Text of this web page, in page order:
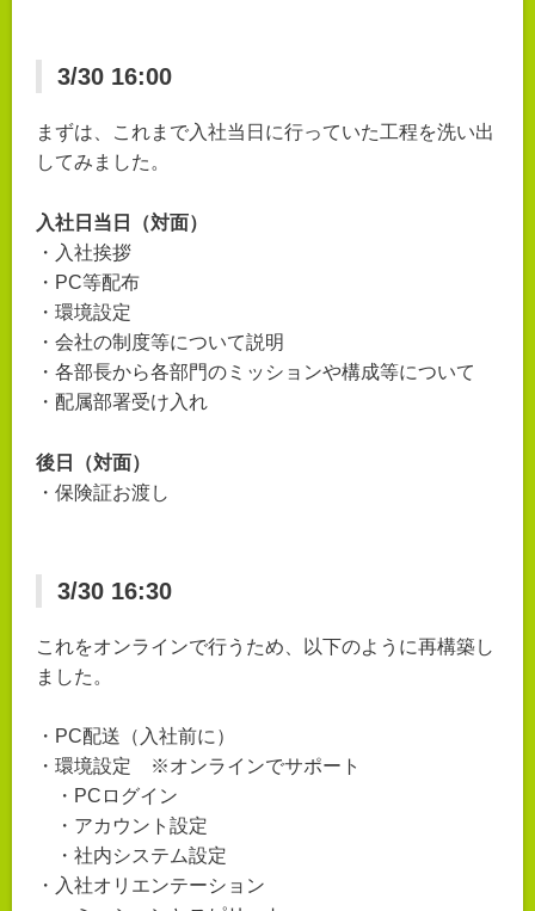
3/30 16:00
まずは、これまで入社当日に行っていた工程を洗い出
してみました。
入社日当日（対面）
・入社挨拶
・PC等配布
・環境設定
・会社の制度等について説明
・各部長から各部門のミッションや構成等について
・配属部署受け入れ
後日（対面）
・保険証お渡し
3/30 16:30
これをオンラインで行うため、以下のように再構築し
ました。
・PC配送（入社前に）
・環境設定 ※オンラインでサポート
・PCログイン
・アカウント設定
・社内システム設定
・入社オリエンテーション